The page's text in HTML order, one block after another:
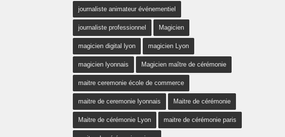
journaliste animateur événementiel
journaliste professionnel Magicien
magicien digital lyon magicien Lyon
magicien lyonnais Magicien maître de cérémonie
maitre ceremonie école de commerce
maitre de ceremonie lyonnais Maitre de cérémonie
Maitre de cérémonie Lyon maitre de cérémonie paris